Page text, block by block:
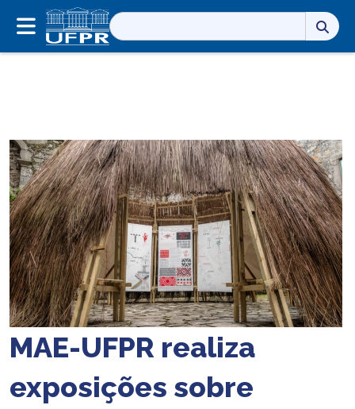
Pesquisar
por:
MAE-UFPR realiza
exposições sobre